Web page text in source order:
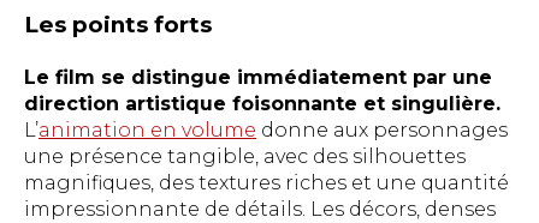
Les points forts
Le film se distingue immédiatement par une
direction artistique foisonnante et singulière.
L’animation en volume donne aux personnages
une présence tangible, avec des silhouettes
magnifiques, des textures riches et une quantité
impressionnante de détails. Les décors, denses